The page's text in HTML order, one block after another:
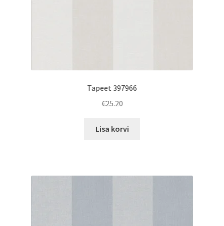
Tapeet 397966
€25.20
Lisa korvi